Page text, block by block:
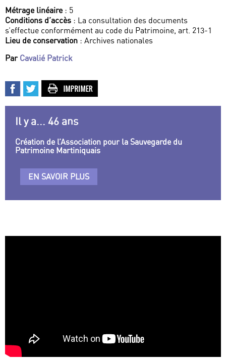
Métrage linéaire: 5
Conditions d’accès : La consultation des documents
s’effectue conformément au code du Patrimoine, art. 213-1
Lieu de conservation : Archives nationales
Par Cavalié Patrick
Il y a... 46 ans
Création de l’Association pour la Sauvegarde du
Patrimoine Martiniquais
EN SAVOIR PLUS